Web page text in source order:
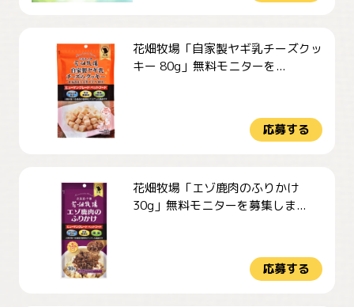
花畑牧場「自家製ヤギ乳チーズクッ
キー 80g」無料モニターを...
応募する
花畑牧場「エゾ鹿肉のふりかけ
30g」無料モニターを募集しま...
応募する